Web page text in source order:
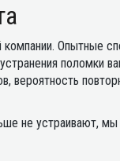
Опытные
поломки
вероятность
не устраивают,